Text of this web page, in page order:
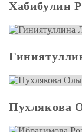
Хабибулин
Пухлякова